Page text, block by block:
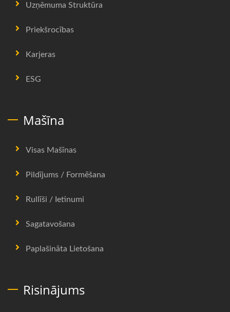
Uzņēmuma Struktūra
Priekšrocības
Karjeras
ESG
Mašīna
Visas Mašīnas
Pildījums / Formēšana
Rullīši / Ietinumi
Sagatavošana
Paplašināta Lietošana
Risinājums